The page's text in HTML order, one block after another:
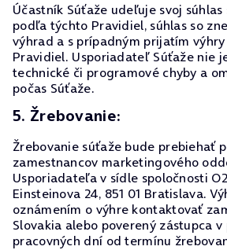
Účastník Súťaže udeľuje svoj súhlas
podľa týchto Pravidiel, súhlas so
výhrad a s prípadným prijatím
Pravidiel. Usporiadateľ Súťaže nie
technické či programové chyby a
počas Súťaže.
5. Žrebovanie:
Žrebovanie súťaže bude prebiehať
zamestnancov marketingového
Usporiadateľa v sídle spoločnosti
Einsteinova 24, 851 01 Bratislava.
oznámením o výhre kontaktovať
Slovakia alebo poverený zástupca v
pracovných dní od termínu